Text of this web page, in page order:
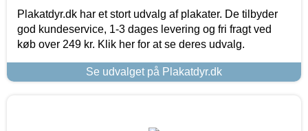
Plakatdyr.dk har et stort udvalg af plakater. De tilbyder
god kundeservice, 1-3 dages levering og fri fragt ved
køb over 249 kr. Klik her for at se deres udvalg.
Se udvalget på Plakatdyr.dk